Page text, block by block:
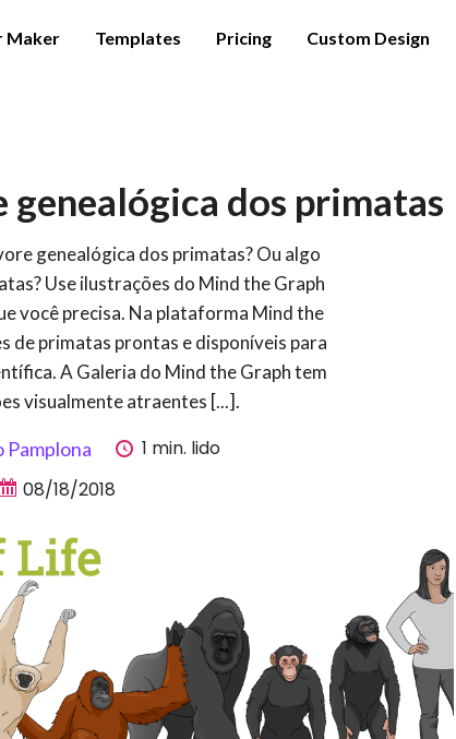
Maker Templates Pricing Custom Design
dos primatas
genealógica dos primatas? Ou algo
Use ilustrações do Mind the Graph
você precisa. Na plataforma Mind the
de primatas prontas e disponíveis para
A Galeria do Mind the Graph tem
visualmente atraentes [...].
Pamplona
1 min. lido
08/18/2018